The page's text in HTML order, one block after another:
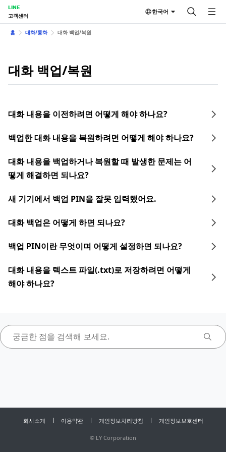
LINE
고객센터
한국어
홈 대화/통화 대화 백업/복원
대화 백업/복원
대화 내용을 이전하려면 어떻게 해야 하나요?
백업한 대화 내용을 복원하려면 어떻게 해야 하나요?
대화 내용을 백업하거나 복원할 때 발생한 문제는 어
떻게 해결하면 되나요?
새 기기에서 백업 PIN을 잘못 입력했어요.
대화 백업은 어떻게 하면 되나요?
백업 PIN이란 무엇이며 어떻게 설정하면 되나요?
대화 내용을 텍스트 파일(.txt)로 저장하려면 어떻게
해야 하나요?
회사소개 이용약관 개인정보처리방침 개인정보보호센터
© LY Corporation